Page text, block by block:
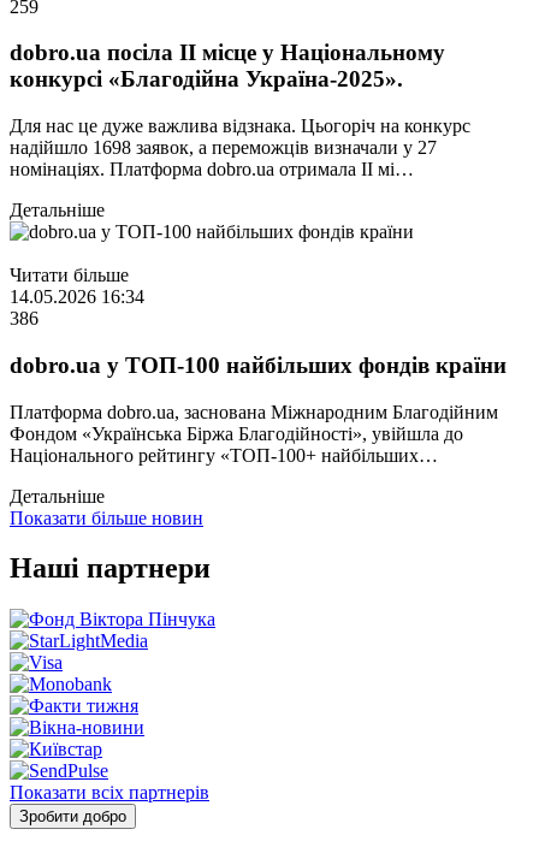
259
dobro.ua посіла ІІ місце у Національному
конкурсі «Благодійна Україна-2025».
Для нас це дуже важлива відзнака. Цьогоріч на конкурс
надійшло 1698 заявок, а переможців визначали у 27
номінаціях. Платформа dobro.ua отримала ІІ мі…
Детальніше
Читати більше
14.05.2026 16:34
386
dobro.ua у ТОП-100 найбільших фондів країни
Платформа dobro.ua, заснована Міжнародним Благодійним
Фондом «Українська Біржа Благодійності», увійшла до
Національного рейтингу «ТОП-100+ найбільших…
Детальніше
Показати більше новин
Наші партнери
Показати всіх партнерів
Зробити добро